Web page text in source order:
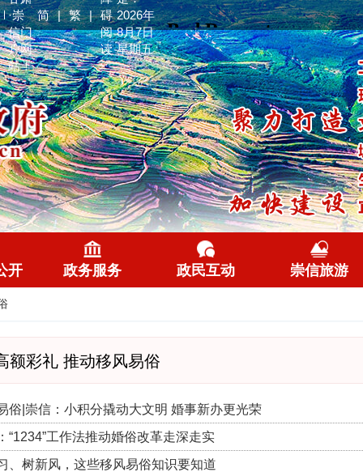
·崇
信门
户网
站！
简 | 繁 | 碍
阅
读
2026年
8月7日
星期五
开 政务服务 政民互动 崇信旅游
额彩礼 推动移风易俗
俗|崇信：小积分撬动大文明 婚事新办更光荣
“1234”工作法推动婚俗改革走深走实
、树新风，这些移风易俗知识要知道